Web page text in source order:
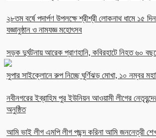
২৮তম বর্ষে পদার্পণ উপলক্ষে শ্রীশ্রী লোকনাথ ধামে ১৫
যজ্ঞানুষ্ঠান ও নামযজ্ঞ মহোৎসব
সড়ক দুর্ঘটনায় আরেক প্রাণহানি, কবিরহাটে নিহত ৬০
সুপার সাইক্লোনে রুপ নিচ্ছে ঘূর্ণিঝড় মোখা, ১০ নম্বর
নবীনগরের ইব্রাহিম পুর ইউনিয়ন আওয়ামী লীগের
অনুষ্ঠিত
আমি ভাই লীগ এমপি লীগ পছন্দ করিনা আমি জননেত্রী